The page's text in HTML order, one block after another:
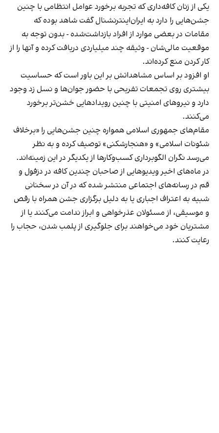
یکی از زنان کافه‌داری که تجربه برخورد عوامل انتظامی با چنین
جشن‌هایی را دارد به ایران‌اینترنشنال گفت شاهد بوده که
مقامات در بعضی موارد از افراد بازداشت‌‌شده - بدون توجه به
موقعیت مالی‌شان - وثیقه چند میلیاردی دریافت کرده و آنها را از
کار کردن منع کرده‌اند.
او افزود بر اساس مشاهداتش بر این باور است که حساسیت
بیشتری روی تجمعات تفریحی با حضور جوان‌ها و نسل زد وجود
دارد و نیروهای امنیتی با چنین رویدادهایی خشن‌تر برخورد
می‌کنند.
مقام‌های جمهوری اسلامی همواره چنین جشن‌هایی را «برخلاف
شئونات اسلامی» و «هنجارشکنی» توصیف کرده و به نظر
می‌رسد نگران الگوبرداری کسب‌وکارها از یکدیگر در این زمینه‌اند.
در ماه‌های اخیر ویدیوهایی از صاحبان چندین کافه در دزفول و
قم در رسانه‌های اجتماعی منتشر شده که در آن در سخنانی
شبیه به اعتراف اجباری یا به دلیل برگزاری جشن همراه با رقص
و موسیقی، از مسئولان عذرخواهی و ابراز ندامت می‌کنند یا از
مشتریان خود می‌خواهند برای جلوگیری از پلمب شدن، حجاب را
رعایت کنند.